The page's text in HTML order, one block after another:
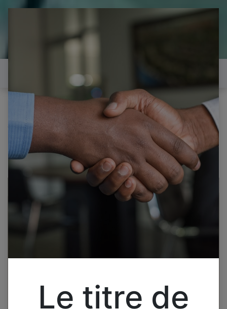
il est temps de
réparer...Electronique 66 est
heureux de vous aider
Tous les produits
POLAROID TKL39R4PR002 CARTE PRINCIPALE
ALIMENTATION MERE CV9203H-A42 TQL39R4PR002
1617B
Le titre de